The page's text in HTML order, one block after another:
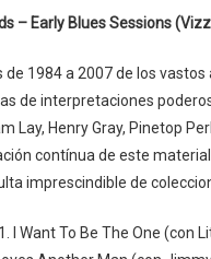
– Early Blues Sessions
de 1984 a 2007 de los vastos
de interpretaciones
Lay, Henry Gray, Pinetop
contínua de este
imprescindible de
I Want To Be The One (con